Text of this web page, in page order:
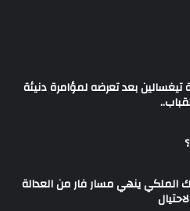
تيغسالين بعد تعرضه لمؤامرة دنيئة
الملكي ينهي مسار فار من العدالة